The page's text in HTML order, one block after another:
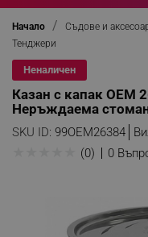
Начало Съдове и
Тенджери
Неналичен
Казан с капак OEM
Неръждаема
SKU ID: 99OEM26384
(0) 0